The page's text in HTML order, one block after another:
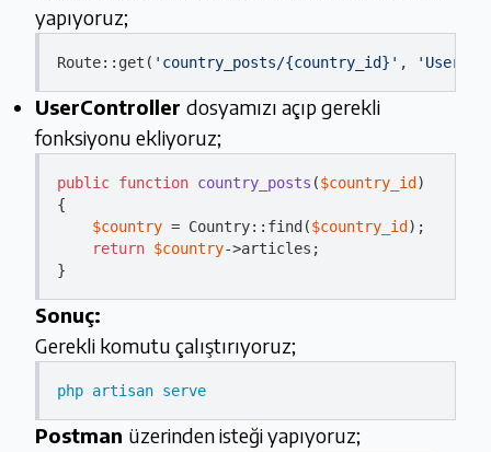
yapıyoruz;
Route:: get ( 'country_posts/{country_id}' ,
UserController dosyamızı açıp gerekli
fonksiyonu ekliyoruz;
public function country_posts ($country_id
{
$country = Country::find($country_id );
return $country->articles;
Sonuç:
Gerekli komutu çalıştırıyoruz;
php artisan serve
Postman üzerinden isteği yapıyoruz;